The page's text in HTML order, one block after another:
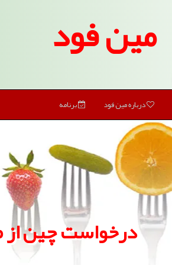
مین فود
درباره مین فود برنامه
درخواست چین از